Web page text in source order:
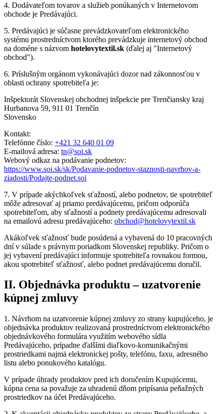
4. Dodávateľom tovarov a služieb ponúkaných v Internetovom
obchode je Predávajúci.
5. Predávajúci je súčasne prevádzkovateľom elektronického
systému prostredníctvom ktorého prevádzkuje internetový obchod
na doméne s názvom hotelovytextil.sk (ďalej aj "Internetový
obchod").
6. Príslušným orgánom vykonávajúci dozor nad zákonnosťou v
oblasti ochrany spotrebiteľa je:
Inšpektorát Slovenskej obchodnej inšpekcie pre Trenčiansky kraj
Hurbanova 59, 911 01 Trenčín
Slovensko
Kontakt:
Telefónne číslo: +421 32 640 01 09
E-mailová adresa: tn@soi.sk
Webový odkaz na podávanie podnetov:
https://www.soi.sk/sk/Podavanie-podnetov-staznosti-navrhov-a-
ziadosti/Podajte-podnet.soi
7. V prípade akýchkoľvek sťažností, alebo podnetov, tie spotrebiteľ
môže adresovať aj priamo predávajúcemu, pričom odporúča
spotrebiteľom, aby sťažností a podnety predávajúcemu adresovali
na emailovú adresu predávajúceho: obchod@hotelovytextil.sk
Akákoľvek sťažnosť bude posúdená a vybavená do 10 pracovných
dní v súlade s právnym poriadkom Slovenskej republiky. Pričom o
jej vybavení predávajúci informuje spotrebiteľa rovnakou formou,
akou spotrebiteľ sťažnosť, alebo podnet predávajúcemu doručil.
II. Objednávka produktu – uzatvorenie
kúpnej zmluvy
1. Návrhom na uzatvorenie kúpnej zmluvy zo strany kupujúceho, je
objednávka produktov realizovaná prostredníctvom elektronického
objednávkového formulára využitím webového sídla
Predávajúceho, prípadne ďalšími diaľkovo-komunikačnými
prostriedkami najmä elektronickej pošty, telefónu, faxu, adresného
listu alebo ponukového katalógu.
V prípade úhrady produktov pred ich doručením Kupujúcemu,
kúpna cena sa považuje za uhradenú dňom pripísania peňažných
prostriedkov na účet Predávajúceho.